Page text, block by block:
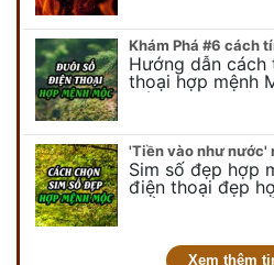
Hướng dẫn
thoại hợp mệnh
Cách chọn đuôi
chuyên…
Sim số đẹp hợp
điện thoại đẹp
điểm ra sao?
Xem thêm